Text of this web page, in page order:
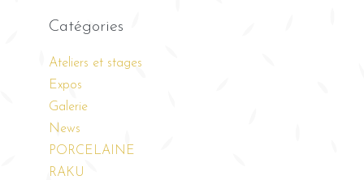
Catégories
Ateliers et stages
Expos
Galerie
News
PORCELAINE
RAKU